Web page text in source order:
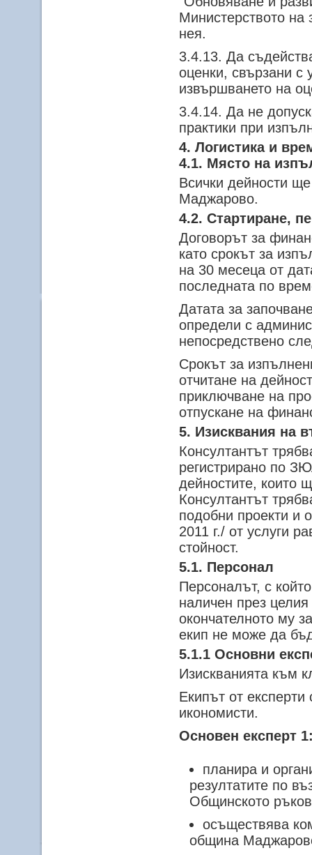
Министерството
нея.
3.4.13. Да
оценки, свързани с
извършването на
3.4.14. Да не
практики при
4. Логистика и
4.1. Място на
Всички дейности
Маджарово.
4.2. Стартиране,
Договорът за
като срокът за
на 30 месеца от
последната по
Датата за
определи с
непосредствено
Срокът за
отчитане на
приключване на
отпускане на
5. Изисквания на
Консултантът
регистрирано по
дейностите, които
Консултантът
подобни проекти и
2011 г./ от услуги
стойност.
5.1. Персонал
Персоналът, с
наличен през
окончателното му
екип не може да
5.1.1 Основни
Изискванията към
Екипът от
икономисти.
Основен експерт
планира и
резултатите по
Общинското
осъществява
община